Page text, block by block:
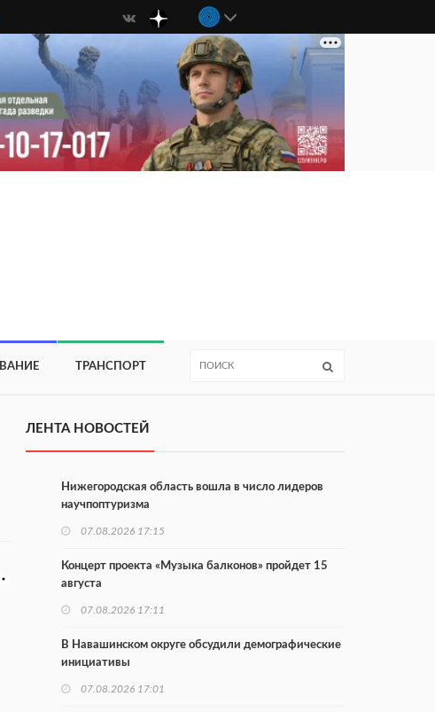
ТРАНСПОРТ
ЛЕНТА НОВОСТЕЙ
Нижегородская область вошла в число лидеров
научпоптуризма
07.08.2026 17:15
Концерт проекта «Музыка балконов» пройдет 15
августа
07.08.2026 17:11
В Навашинском округе обсудили демографические
инициативы
07.08.2026 17:01